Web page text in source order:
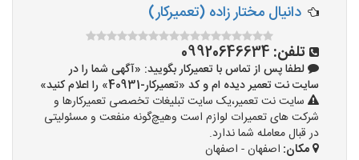
دانیال مختار زاده (تعمیرکار)
تلفن: 09920646634
لطفا پس از تماس با تعمیرکار بگویید: «آگهی شما را در
سایت نت تعمیر دیده ام و کد «تعمیرکار-40931» را اعلام کنید»
سایت نت تعمیر،یک سایت تبلیغات تخصصی تعمیرکارها و
شرکت های تعمیرات لوازم است وهیچ‌گونه منفعت و مسئولیتی
در قبال معامله شما ندارد.
مکان: اصفهان - اصفهان